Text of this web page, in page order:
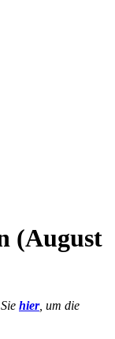
(August
hier, um die